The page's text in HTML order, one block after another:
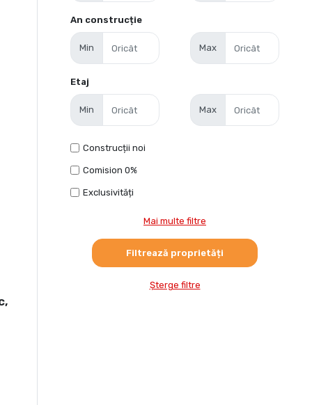
An construcție
Min Max
Etaj
Min Max
Construcții noi
Comision 0%
Exclusivități
Mai multe filtre
Șterge filtre